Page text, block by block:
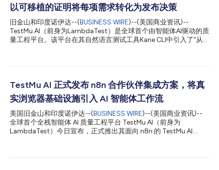
以可移植的证明将每项需求转化为发布决策
旧金山和印度诺伊达--(BUSINESS WIRE)--(美国商业资讯)--
TestMu AI（前身为LambdaTest）是全球首个由智能体AI驱动的质
量工程平台。该平台在其自然语言测试工具Kane CLI中引入了“从
策：自动编写测试、在本地浏览器中运行测试、收集证明、根据实
写、运行和修复测试时，一个绿色的对勾已不再可靠：什么都不检
查的步骤可能会通过；针对几周前已变更的规格编写的测试可能会
通过；甚至点击根本没有生效，智能体却报告“已完成”的情况也会
显示通过。在每个仪表盘上，“空的绿色”和“获得的绿色”颜色相
同，数字在攀升，但风险并未消除。Kane CLI填补了这一空白：它
将需求直接转化为判定，并为每一个步骤提供证明。 一个闭环：
从需求到判定。 你不再需要交给Kane CLI测试脚本，而是直接提供
TestMu AI 正式发布 n8n 合作伙伴集成方案，将真
实浏览器基础设施引入 AI 智能体工作流
美国旧金山和印度诺伊达--(BUSINESS WIRE)--(美国商业资讯)--
全球首个全栈智能体 AI 质量工程平台 TestMu AI（前身为
LambdaTest）今日宣布，正式推出其面向 n8n 的 TestMu AI
合作关系的社区节点，TestMu AI Agent 集成使开发者能够将 AI 智